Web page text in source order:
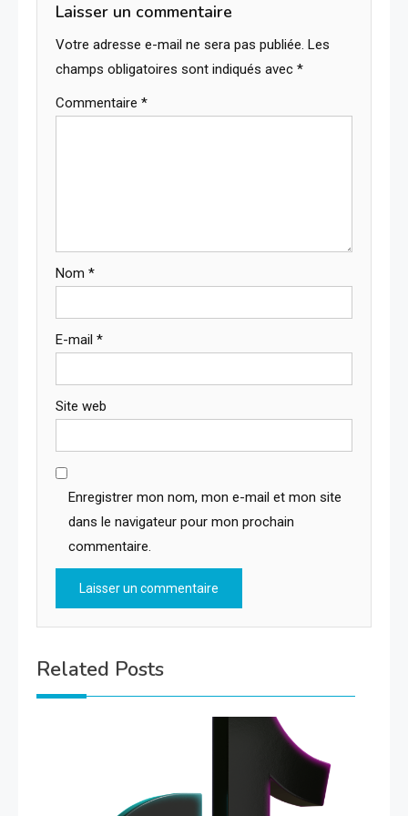
Laisser un commentaire
Votre adresse e-mail ne sera pas publiée. Les
champs obligatoires sont indiqués avec *
Commentaire *
Nom *
E-mail *
Site web
Enregistrer mon nom, mon e-mail et mon site
dans le navigateur pour mon prochain
commentaire.
Related Posts